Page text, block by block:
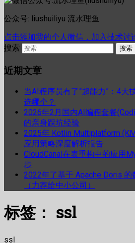
公众号: liushuiliyu 流水理鱼
点击添加我的个人微信，加入技术讨
搜索
近期文章
当AI程序员有了”超能力”：4大
选哪个？
2026年2月国内AI编程套餐
的亲身踩坑经验
2025年 Kotlin Multiplatform
应用策略深度解析报告
CloudCanal在表重构中的应用
步
2022年了基于 Apache Doris
（力荐给中小公司）
标签： ssl
ssl